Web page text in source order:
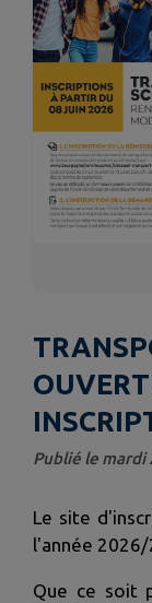
Publié le mardi
Le site
l'année
Que ce soit